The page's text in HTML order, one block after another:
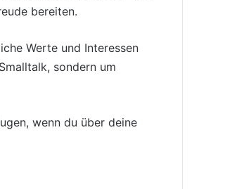
bereiten.
Werte und Interessen
sondern um
wenn du über deine